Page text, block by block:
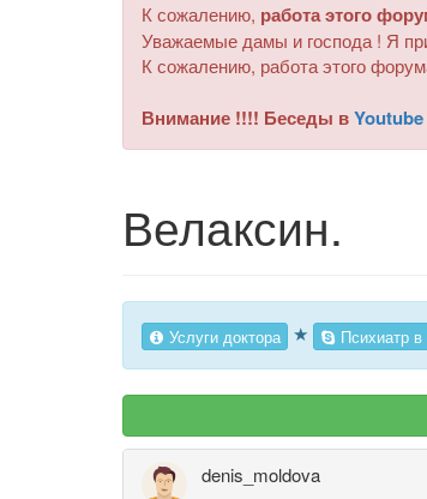
К сожалению, работа этого
Уважаемые дамы и господа ! Я
К сожалению, работа этого
Внимание !!!! Беседы в
Велаксин.
Услуги доктора ★ Психиатр
denis_moldova